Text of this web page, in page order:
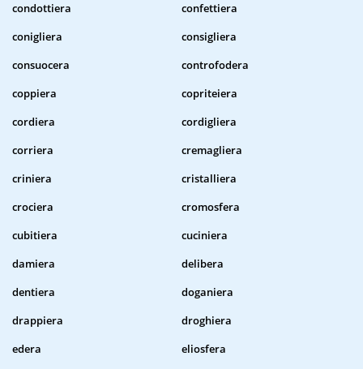
condottiera
confettiera
conigliera
consigliera
consuocera
controfodera
coppiera
copriteiera
cordiera
cordigliera
corriera
cremagliera
criniera
cristalliera
crociera
cromosfera
cubitiera
cuciniera
damiera
delibera
dentiera
doganiera
drappiera
droghiera
edera
eliosfera